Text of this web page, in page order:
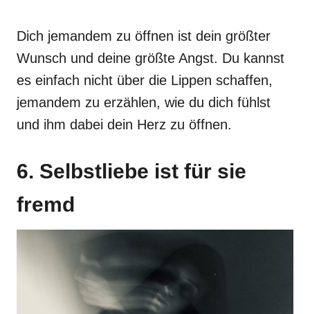
Dich jemandem zu öffnen ist dein größter
Wunsch und deine größte Angst. Du kannst
es einfach nicht über die Lippen schaffen,
jemandem zu erzählen, wie du dich fühlst
und ihm dabei dein Herz zu öffnen.
6. Selbstliebe ist für sie
fremd